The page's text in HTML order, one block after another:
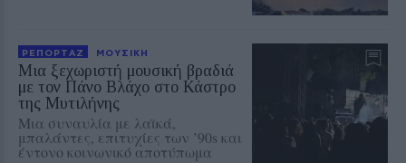
ΡΕΠΟΡΤΑΖ ΜΟΥΣΙΚΗ
Μια ξεχωριστή μουσική βραδιά
με τον Πάνο Βλάχο στο Κάστρο
της Μυτιλήνης
Μια συναυλία με λαϊκά,
μπαλάντες, επιτυχίες των ’90s και
έντονο κοινωνικό αποτύπωμα